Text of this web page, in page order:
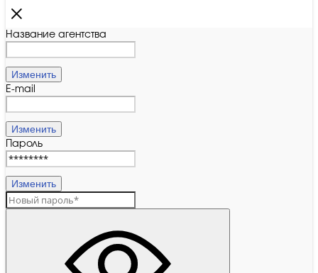
Название агентства
Изменить
E-mail
Изменить
Пароль
Изменить